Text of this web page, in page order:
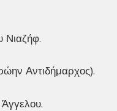
Νιαζήφ.
Αντιδήμαρχος).